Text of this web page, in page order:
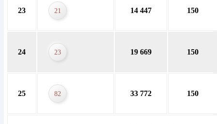
23 21 14 447 150
24 23 19 669 150
25 82 33 772 150